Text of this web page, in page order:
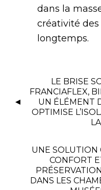
dans la
créativité
longtemps.
LE BRISE
FRANCIAFLEX,
UN ÉLÉMENT
OPTIMISE
UNE SOLUTION
CONFORT
DANS LES